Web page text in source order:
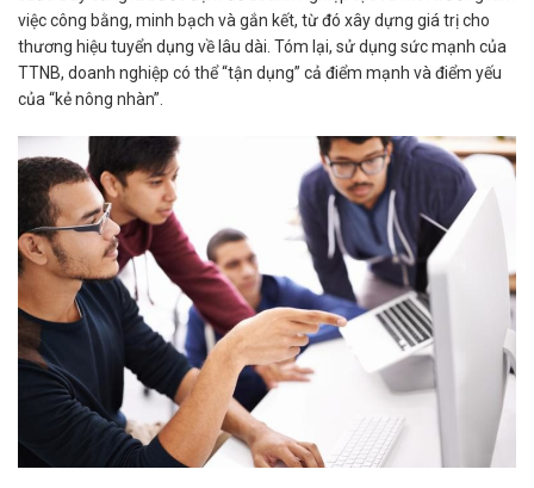
việc công bằng, minh bạch và gắn kết, từ đó xây dựng giá trị cho
thương hiệu tuyển dụng về lâu dài. Tóm lại, sử dụng sức mạnh của
TTNB, doanh nghiệp có thể “tận dụng” cả điểm mạnh và điểm yếu
của “kẻ nông nhàn”.